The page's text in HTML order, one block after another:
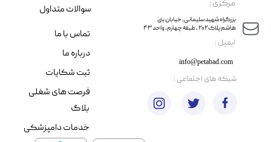
​ایمیل :
مرکزی :
info@petabad.com
​​بزرگراه شهید سلیمانی، خیابان بنی
هاشم پلاک ۲۰۲ ، طبقه چهارم، واحد ۴۳
سوالات متداول
تماس با ما
درباره ما
ثبت شکایات
فرصت های شغلی
​شبکه های اجتماعی :
بلاگ
خدمات دامپزشکی